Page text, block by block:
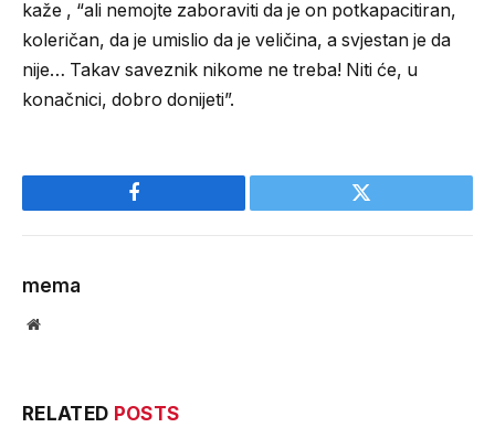
kaže , “ali nemojte zaboraviti da je on potkapacitiran,
koleričan, da je umislio da je veličina, a svjestan je da
nije… Takav saveznik nikome ne treba! Niti će, u
konačnici, dobro donijeti”.
Facebook Twitter
mema
Website
RELATED POSTS